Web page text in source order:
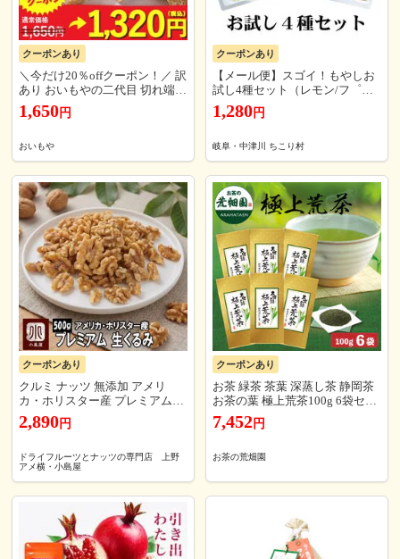
クーポンあり
＼今だけ20％offクーポン！／ 訳
あり おいもやの二代目 切れ端
干し芋 ほしいも 大入り【1kg】
さつまいも スイーツ お菓子 わ
次発送
1,650円
おいもや
クーポンあり
【メール便】スゴイ！もやしお
試し4種セット（レモン/フ゜レ
ミア/柚子/イタリアン） 【もや
しレモンシリーズ】
1,280円
岐阜・中津川 ちこり村
クーポンあり
クルミ ナッツ 無添加 アメリ
カ・ホリスター産 プレミアム生
くるみ 無塩 無油 500g 高品質 胡
桃 ローフード 上野 アメ横 無添
2,890円
ドライフルーツとナッツの専門店 上野
アメ横・小島屋
クーポンあり
お茶 緑茶 茶葉 深蒸し茶 静岡茶
お茶の葉 極上荒茶100g 6袋セッ
ト
7,452円
お茶の荒畑園